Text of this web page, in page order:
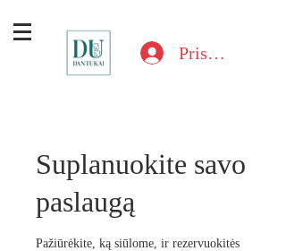
Prisijungti
Suplanuokite savo
paslaugą
Pažiūrėkite, ką siūlome, ir rezervuokitės